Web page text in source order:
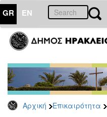
GR EN
Αρχική Επικαιρότητα
ΕΠΙΚΑΙΡΟΤΗΤΑ
Τύπου
Αρχείο
2026
2025